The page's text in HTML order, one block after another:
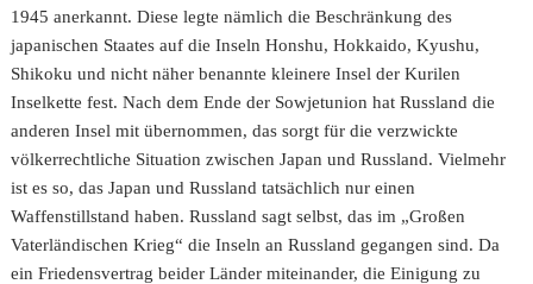
1945 anerkannt. Diese legte nämlich die Beschränkung des
japanischen Staates auf die Inseln Honshu, Hokkaido, Kyushu,
Shikoku und nicht näher benannte kleinere Insel der Kurilen
Inselkette fest. Nach dem Ende der Sowjetunion hat Russland die
anderen Insel mit übernommen, das sorgt für die verzwickte
völkerrechtliche Situation zwischen Japan und Russland. Vielmehr
ist es so, das Japan und Russland tatsächlich nur einen
Waffenstillstand haben. Russland sagt selbst, das im „Großen
Vaterländischen Krieg“ die Inseln an Russland gegangen sind. Da
ein Friedensvertrag beider Länder miteinander, die Einigung zu